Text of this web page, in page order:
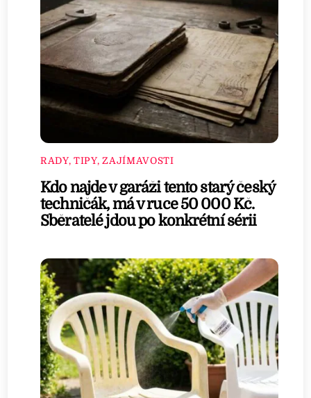
RADY, TIPY, ZAJÍMAVOSTI
Kdo najde v garáži tento starý český
techničák, má v ruce 50 000 Kč.
Sběratelé jdou po konkrétní sérii